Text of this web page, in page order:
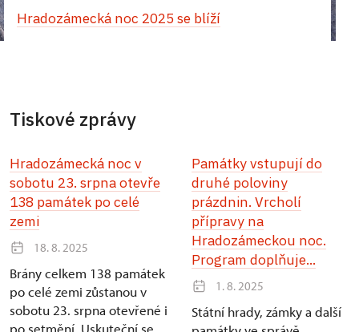
Hradozámecká noc 2025 se blíží
Tiskové zprávy
Hradozámecká noc v
sobotu 23. srpna otevře
138 památek po celé
zemi
18. 8. 2025
Brány celkem 138 památek
po celé zemi zůstanou v
sobotu 23. srpna otevřené i
po setmění. Uskuteční se
Památky vstupují do
druhé poloviny
prázdnin. Vrcholí
přípravy na
Hradozámeckou noc.
Program doplňuje...
1. 8. 2025
Státní hrady, zámky a další